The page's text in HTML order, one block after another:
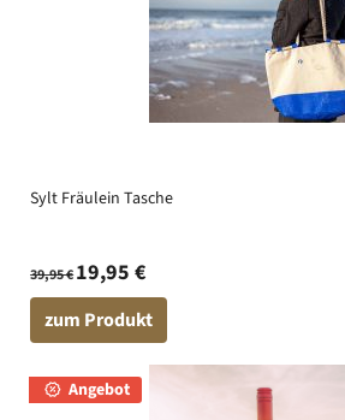
Sylt Fräulein Tasche
39,95 €19,95 €
zum Produkt
Angebot